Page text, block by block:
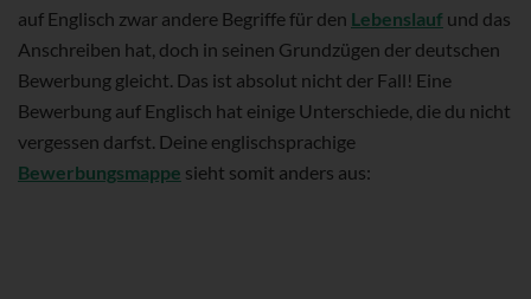
auf Englisch zwar andere Begriffe für den Lebenslauf und das
Anschreiben hat, doch in seinen Grundzügen der deutschen
Bewerbung gleicht. Das ist absolut nicht der Fall! Eine
Bewerbung auf Englisch hat einige Unterschiede, die du nicht
vergessen darfst. Deine englischsprachige
Bewerbungsmappe sieht somit anders aus: